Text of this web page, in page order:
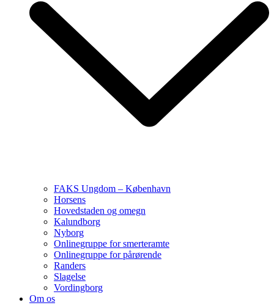
FAKS Ungdom – København
Horsens
Hovedstaden og omegn
Kalundborg
Nyborg
Onlinegruppe for smerteramte
Onlinegruppe for pårørende
Randers
Slagelse
Vordingborg
Om os